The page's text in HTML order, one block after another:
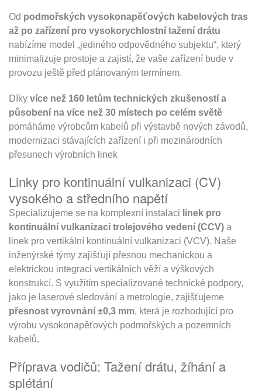
Od podmořských vysokonapěťových kabelových tras
až po zařízení pro vysokorychlostní tažení drátu
nabízíme model „jediného odpovědného subjektu“, který
minimalizuje prostoje a zajistí, že vaše zařízení bude v
provozu ještě před plánovaným termínem.
Díky více než 160 letům technických zkušeností a
působení na více než 30 místech po celém světě
pomáháme výrobcům kabelů při výstavbě nových závodů,
modernizaci stávajících zařízení i při mezinárodních
přesunech výrobních linek
Linky pro kontinuální vulkanizaci (CV)
vysokého a středního napětí
Specializujeme se na komplexní instalaci linek pro
kontinuální vulkanizaci trolejového vedení (CCV) a
linek pro vertikální kontinuální vulkanizaci (VCV). Naše
inženýrské týmy zajišťují přesnou mechanickou a
elektrickou integraci vertikálních věží a výškových
konstrukcí. S využitím specializované technické podpory,
jako je laserové sledování a metrologie, zajišťujeme
přesnost vyrovnání ±0,3 mm, která je rozhodující pro
výrobu vysokonapěťových podmořských a pozemních
kabelů.
Příprava vodičů: Tažení drátu, žíhání a
splétání